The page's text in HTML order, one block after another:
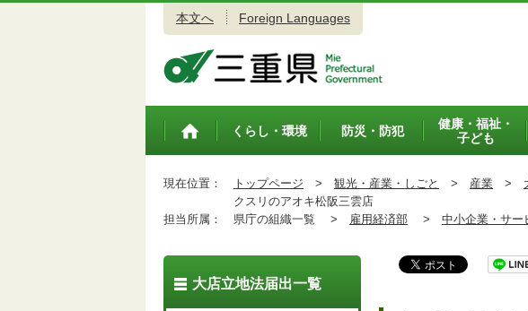
本文へ Foreign Languages
トップペ
くらし・環境 防災・防犯
健康・福祉・
子ども
現在位置： トップページ > 観光・産業・しごと > 産業 >
クスリのアオキ松阪三雲店
担当所属：
県庁の組織一覧 > 雇用経済部 > 中小企業・サー
大店立地法届出一覧